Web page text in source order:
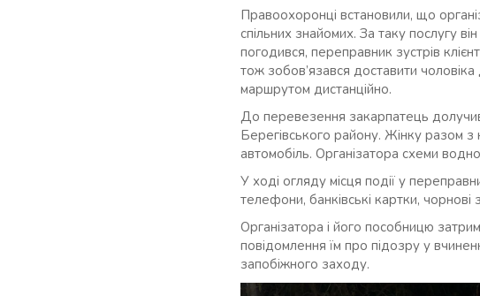
Правоохоронці встановили, що
спільних знайомих. За таку послугу
погодився, переправник зустрів
тож зобов’язався доставити
маршрутом дистанційно.
До перевезення закарпатець
Берегівського району. Жінку разом з
автомобіль. Організатора схеми
У ході огляду місця події у
телефони, банківські картки,
Організатора і його пособницю
повідомлення їм про підозру у
запобіжного заходу.